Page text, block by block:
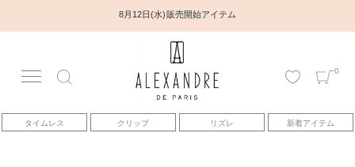
8月12日(水) 販売開始アイテム
0
タイムレス クリップ リズレ 新着アイテム
アカウント
アイテム